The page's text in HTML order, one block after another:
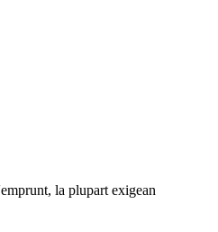
la plupart exigean